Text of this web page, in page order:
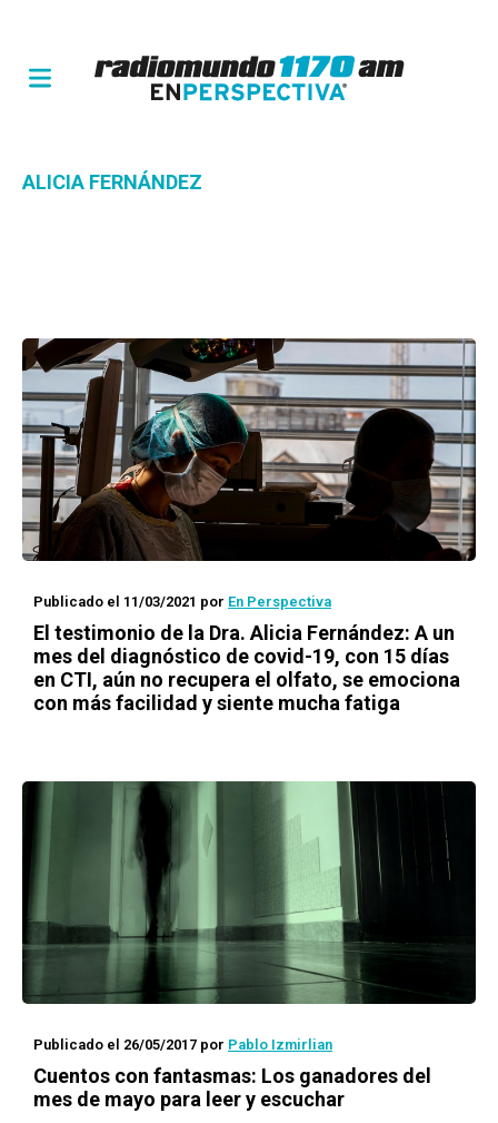
ALICIA FERNÁNDEZ
Publicado el 11/03/2021 por En Perspectiva
El testimonio de la Dra. Alicia Fernández: A un
mes del diagnóstico de covid-19, con 15 días
en CTI, aún no recupera el olfato, se emociona
con más facilidad y siente mucha fatiga
Publicado el 26/05/2017 por Pablo Izmirlian
Cuentos con fantasmas: Los ganadores del
mes de mayo para leer y escuchar